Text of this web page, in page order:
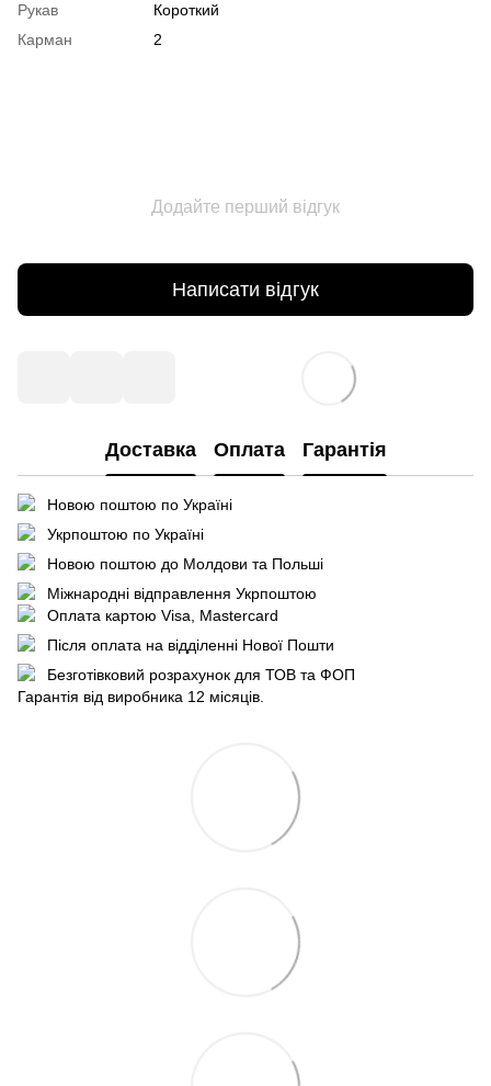
Рукав
Короткий
Карман
2
Додайте перший відгук
Написати відгук
Доставка Оплата Гарантія
Новою поштою по Україні
Укрпоштою по Україні
Новою поштою до Молдови та Польші
Міжнародні відправлення Укрпоштою
Оплата картою Visa, Mastercard
Після оплата на відділенні Нової Пошти
Безготівковий розрахунок для ТОВ та ФОП
Гарантія від виробника 12 місяців.